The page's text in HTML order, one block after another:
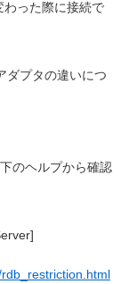
った際に接続で
ダプタの違いにつ
のヘルプから確認